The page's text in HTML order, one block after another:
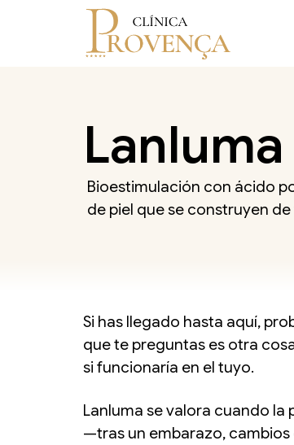
Bioestimulación con ácido
de piel que se construyen
Si has llegado hasta aquí,
que te preguntas es otra
si funcionaría en el tuyo.
Lanluma se valora cuando
—tras un embarazo,